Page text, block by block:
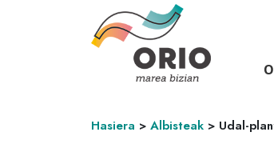
Hasiera > Albisteak > Udal-